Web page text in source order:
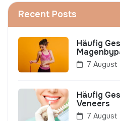
Recent Posts
Häufig
7 August
Häufig
Veneers
7 August